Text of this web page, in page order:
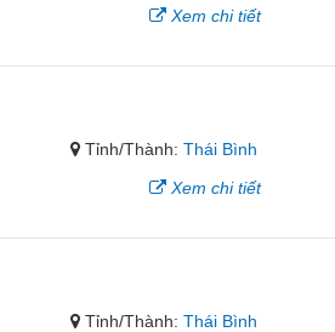
Xem chi tiết
Tỉnh/Thành:Thái Bình
Xem chi tiết
Tỉnh/Thành:Thái Bình